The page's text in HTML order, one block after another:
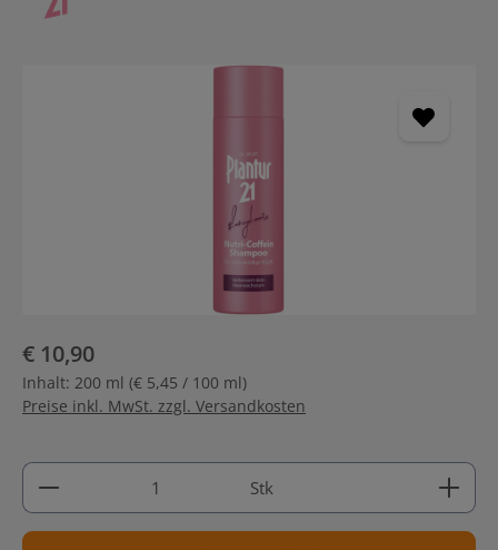
Bildergalerie überspringen
€ 10,90
Inhalt: 200 ml (€ 5,45 / 100 ml)
Preise inkl. MwSt. zzgl. Versandkosten
Produkt Anzahl: Gib den gewünschten Wert ein
Stk